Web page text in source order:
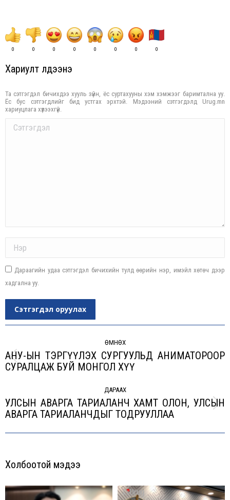
0 0 0 0 0 0 0 0
Хариулт үлдээнэ үү
Та сэтгэгдэл бичихдээ хууль зүйн, ёс суртахууны хэм хэмжээг баримтална уу.
Ёс бус сэтгэгдлийг бид устгах эрхтэй. Мэдээний сэтгэгдэлд Urug.mn
хариуцлага хүлээхгүй.
Comment
Дараагийн удаа сэтгэгдэл бичихийн тулд өөрийн нэр, имэйл хөтөч дээр
хадгална уу.
Сэтгэгдэл оруулах
ӨМНӨХ
Previous
АНУ-ЫН ТЭРГҮҮЛЭХ СУРГУУЛЬД АНИМАТОРООР
СУРАЛЦАЖ БУЙ МОНГОЛ ХҮҮ
ДАРААХ
Next
post:
УЛСЫН АВАРГА ТАРИАЛАНЧ ХАМТ ОЛОН, УЛСЫН
АВАРГА ТАРИАЛАНЧДЫГ ТОДРУУЛЛАА
Холбоотой мэдээ